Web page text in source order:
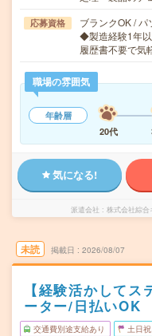
応募資格
ブランクOK /
◆製造経験1年以
履歴書不要で
職場の雰囲気
年齢層
20代
気になる!
派遣会社 株式会社綜
未読 掲載日 2026/08/07
【経験活かして
ーター/日払いOK
交通費別途支給あり 土日